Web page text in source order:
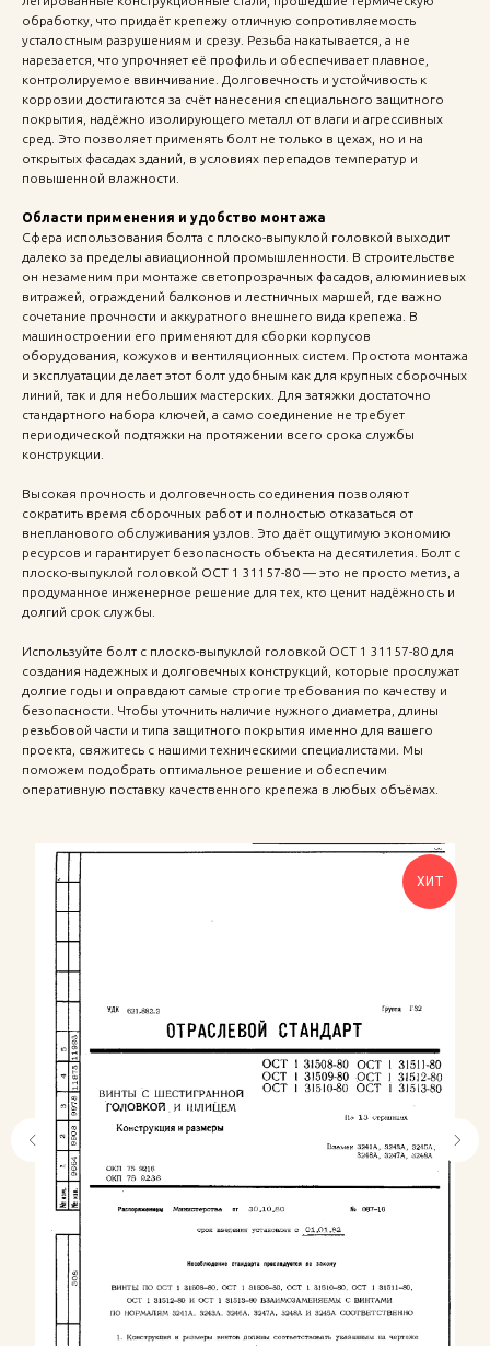
обработку, что придаёт крепежу отличную сопротивляемость
усталостным разрушениям и срезу. Резьба накатывается, а не
нарезается, что упрочняет её профиль и обеспечивает плавное,
контролируемое ввинчивание. Долговечность и устойчивость к
коррозии достигаются за счёт нанесения специального защитного
покрытия, надёжно изолирующего металл от влаги и агрессивных
сред. Это позволяет применять болт не только в цехах, но и на
открытых фасадах зданий, в условиях перепадов температур и
повышенной влажности.
Области применения и удобство монтажа
Сфера использования болта с плоско-выпуклой головкой выходит
далеко за пределы авиационной промышленности. В строительстве
он незаменим при монтаже светопрозрачных фасадов, алюминиевых
витражей, ограждений балконов и лестничных маршей, где важно
сочетание прочности и аккуратного внешнего вида крепежа. В
машиностроении его применяют для сборки корпусов
оборудования, кожухов и вентиляционных систем. Простота монтажа
и эксплуатации делает этот болт удобным как для крупных сборочных
линий, так и для небольших мастерских. Для затяжки достаточно
стандартного набора ключей, а само соединение не требует
периодической подтяжки на протяжении всего срока службы
конструкции.
Высокая прочность и долговечность соединения позволяют
сократить время сборочных работ и полностью отказаться от
внепланового обслуживания узлов. Это даёт ощутимую экономию
ресурсов и гарантирует безопасность объекта на десятилетия. Болт с
плоско-выпуклой головкой ОСТ 1 31157-80 — это не просто метиз, а
продуманное инженерное решение для тех, кто ценит надёжность и
долгий срок службы.
Используйте болт с плоско-выпуклой головкой ОСТ 1 31157-80 для
создания надежных и долговечных конструкций, которые прослужат
долгие годы и оправдают самые строгие требования по качеству и
безопасности. Чтобы уточнить наличие нужного диаметра, длины
резьбовой части и типа защитного покрытия именно для вашего
проекта, свяжитесь с нашими техническими специалистами. Мы
поможем подобрать оптимальное решение и обеспечим
оперативную поставку качественного крепежа в любых объёмах.
ХИТ